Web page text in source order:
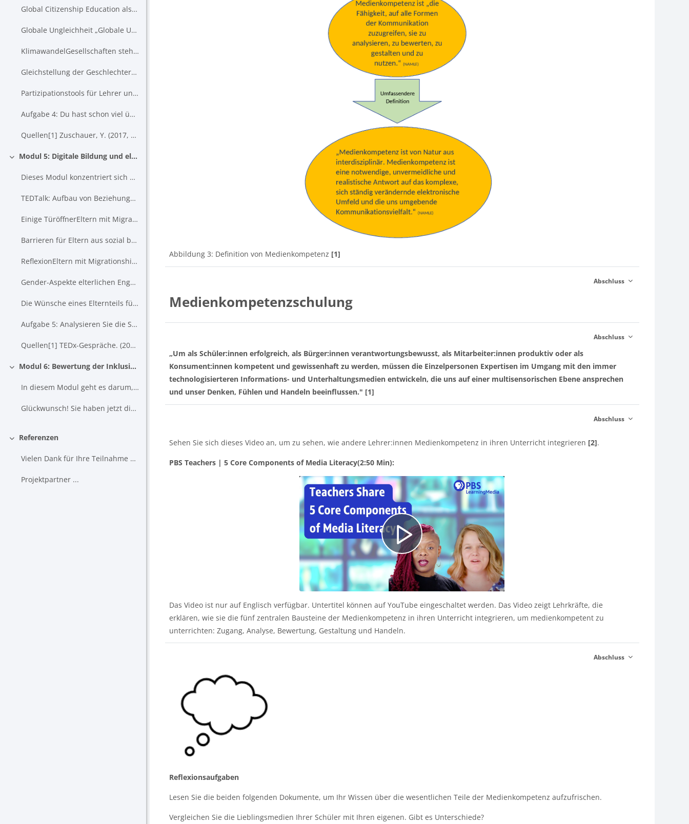
Global Citizenship Education als Thema in der Schule...
Globale Ungleichheit „Globale Ungleichheit ist ein ...
KlimawandelGesellschaften stehen derzeit vor neuen Herausforderungen
Gleichstellung der GeschlechterEine der globalen Herausforderungen der...
Partizipationstools für Lehrer und ErzieherMate...
Aufgabe 4: Du hast schon viel über digitale ...
Quellen[1] Zuschauer, Y. (2017, 12. September). Du...
Einklappen
Modul 5: Digitale Bildung und elterliches Engagement
Dieses Modul konzentriert sich einerseits auf die Analyse...
TEDTalk: Aufbau von Beziehungen zwischen Eltern und ...
Einige TüröffnerEltern mit Migrationshinterg...
Barrieren für Eltern aus sozial benachteiligten F...
ReflexionEltern mit Migrationshintergrund - w...
Gender-Aspekte elterlichen EngagementsWährend der Forschung...
Die Wünsche eines Elternteils für den Lehrer seines Kindes (16:15...
Aufgabe 5: Analysieren Sie die Situation in Ihrer Klasse/Schule....
Quellen[1] TEDx-Gespräche. (2013, 7. November). Geb...
Einklappen
Modul 6: Bewertung der Inklusion
In diesem Modul geht es darum, zu beurteilen, ob bzw.
Glückwunsch! Sie haben jetzt die "Stre ...
Einklappen
Referenzen
Vielen Dank für Ihre Teilnahme an diesem Online-Ko...
Projektpartner ...
Abbildung3: Definition von Medienkompetenz [1]
Abschluss
Medienkompetenzschulung
Abschluss
„Um als Schüler:innen erfolgreich, als Bürger:innen verantwortungsbewusst, als Mitarbeiter:innen produktiv oder als
Konsument:innen kompetent und gewissenhaft zu werden, müssen die Einzelpersonen Expertisen im Umgang mit den immer
technologisierteren Informations- und Unterhaltungsmedien entwickeln, die uns auf einer multisensorischen Ebene ansprechen
und unser Denken, Fühlen und Handeln beeinflussen." [1]
Abschluss
Sehen Sie sich dieses Video an, um zu sehen, wie andere Lehrer:innen Medienkompetenz in ihren Unterricht integrieren [2].
PBS Teachers | 5 Core Components of Media Literacy(2:50 Min):
V
i
d
b
Das Video ist nur auf Englisch verfügbar. Untertitel können auf YouTube eingeschaltet werden. Das Video zeigt Lehrkräfte, die
erklären, wie sie die fünf zentralen Bausteine der Medienkompetenz in ihren Unterricht integrieren, um medienkompetent zu
unterrichten: Zugang, Analyse, Bewertung, Gestaltung und Handeln.
Abschluss
Reflexionsaufgaben
Lesen Sie die beiden folgenden Dokumente, um Ihr Wissen über die wesentlichen Teile der Medienkompetenz aufzufrischen.
Vergleichen Sie die Lieblingsmedien Ihrer Schüler mit Ihren eigenen. Gibt es Unterschiede?